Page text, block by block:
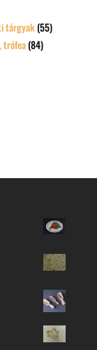
tárgyak (55)
trófea (84)